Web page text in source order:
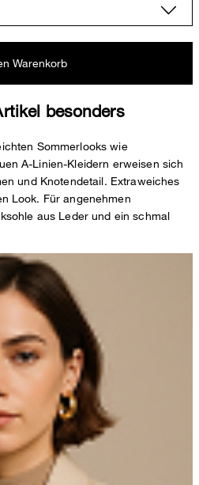
Warenkorb
besonders
Sommerlooks wie
A-Linien-Kleidern erweisen sich
und Knotendetail. Extraweiches
Look. Für angenehmen
aus Leder und ein schmal